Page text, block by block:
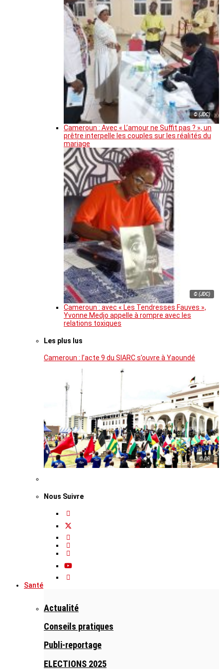
© (JDC)
Cameroun : Avec « L’amour ne Suffit pas ? », un
prêtre interpelle les couples sur les réalités du
mariage
© (JDC)
Cameroun : avec « Les Tendresses Fauves »,
Yvonne Medjo appelle à rompre avec les
relations toxiques
Les plus lus
Cameroun : l’acte 9 du SIARC s’ouvre à Yaoundé
© DR
Nous Suivre
Santé
Actualité
Conseils pratiques
Publi-reportage
ELECTIONS 2025